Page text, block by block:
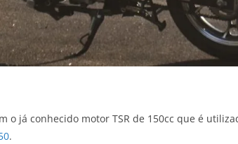
o já conhecido motor TSR de 150cc que é
.